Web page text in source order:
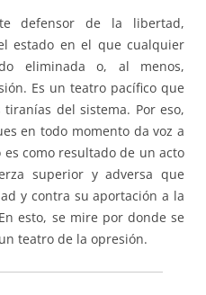
defensor de la libertad,
estado en el que cualquier
eliminada o, al menos,
Es un teatro pacífico que
del sistema. Por eso,
en todo momento da voz a
como resultado de un acto
superior y adversa que
y contra su aportación a la
esto, se mire por donde se
teatro de la opresión.